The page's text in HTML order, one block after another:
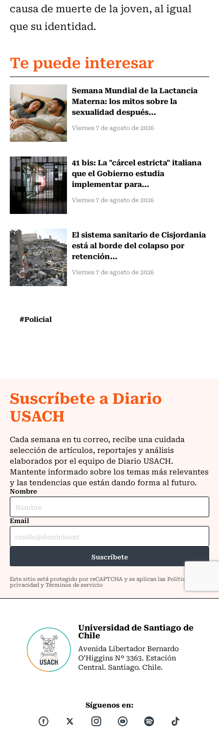
causa de muerte de la joven, al igual
que su identidad.
Te puede interesar
Semana Mundial de la Lactancia
Materna: los mitos sobre la
sexualidad después...
Viernes 7 de agosto de 2026
41 bis: La "cárcel estricta" italiana
que el Gobierno estudia
implementar para...
Viernes 7 de agosto de 2026
El sistema sanitario de Cisjordania
está al borde del colapso por
retención...
Viernes 7 de agosto de 2026
#Policial
Universidad de Santiago de
Chile
Avenida Libertador Bernardo
O’Higgins Nº 3363. Estación
Central. Santiago. Chile.
Síguenos en: